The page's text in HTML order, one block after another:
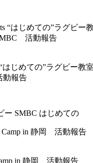
はじめての”ラグビー教
報告
ー SMBC はじめての
in 静岡 活動報告